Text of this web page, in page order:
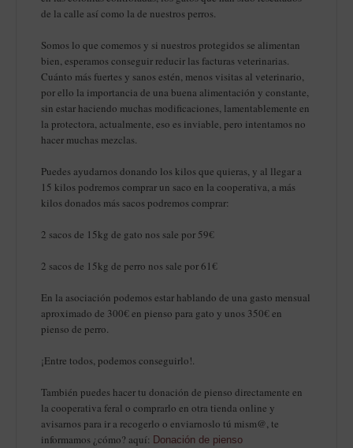
de la calle así como la de nuestros perros.
Somos lo que comemos y si nuestros protegidos se alimentan
bien, esperamos conseguir reducir las facturas veterinarias.
Cuánto más fuertes y sanos estén, menos visitas al veterinario,
por ello la importancia de una buena alimentación y constante,
sin estar haciendo muchas modificaciones, lamentablemente en
la protectora, actualmente, eso es inviable, pero intentamos no
hacer muchas mezclas.
Puedes ayudarnos donando los kilos que quieras, y al llegar a
15 kilos podremos comprar un saco en la cooperativa, a más
kilos donados más sacos podremos comprar:
2 sacos de 15kg de gato nos sale por 59€
2 sacos de 15kg de perro nos sale por 61€
En la asociación podemos estar hablando de una gasto mensual
aproximado de 300€ en pienso para gato y unos 350€ en
pienso de perro.
¡Entre todos, podemos conseguirlo!.
También puedes hacer tu donación de pienso directamente en
la cooperativa feral o comprarlo en otra tienda online y
avisarnos para ir a recogerlo o enviarnoslo tú mism@, te
informamos ¿cómo? aquí: Donación de pienso